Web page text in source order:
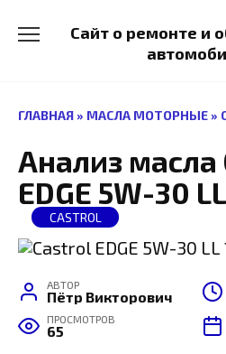
содержанию
Сайт о ремонте и
ГЛАВНАЯ » МАСЛА МОТОРНЫЕ »
Анализ масла
EDGE 5W-30
CASTROL
АВТОР
Пётр Викторович
ПРОСМОТРОВ
65